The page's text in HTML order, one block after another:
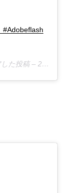
#Adobeflash
た投稿 – 2018年12月月23日午後9時43分PST